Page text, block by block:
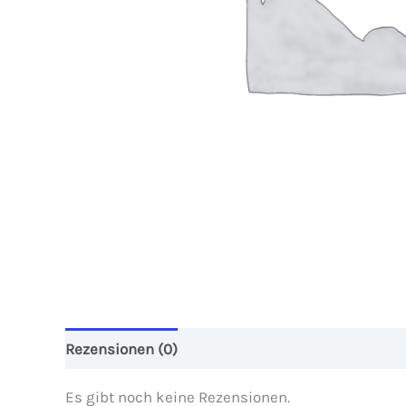
Rezensionen (0)
Es gibt noch keine Rezensionen.